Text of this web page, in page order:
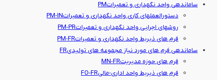
ساماندهی واحد نگهداری و تعمیراتPM
دستورالعملهای کاری واحد نگهداری و تعمیراتPM-IN
روشهای اجرایی واحد نگهداری و تعمیراتPM-PR
فرم های ذیربط واحد نگهداری و تعمیراتPM-FR
ساماندهی فرم های مورد نیاز مجموعه های تولیدیFR
فرم های حوزه مدیریتMN-FR
فرم های ذیربط واحد اداری-مالیFO-FR